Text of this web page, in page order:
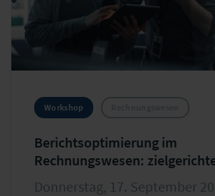
Workshop
Berichtsoptimierung im
Rechnungswesen:
und zukunftsfähig
Donnerstag, 17. September